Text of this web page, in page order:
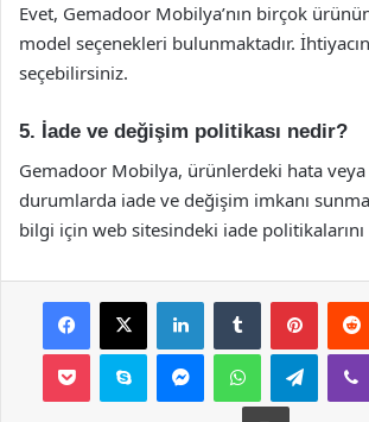
Evet, Gemadoor Mobilya’nın birçok
model seçenekleri bulunmaktadır.
seçebilirsiniz.
5. İade ve değişim politikası nedir?
Gemadoor Mobilya, ürünlerdeki hata
durumlarda iade ve değişim imkanı
bilgi için web sitesindeki iade
Facebook
X LinkedInTumblr
Pocket Skype MessengerWhatsApp
Yazdır